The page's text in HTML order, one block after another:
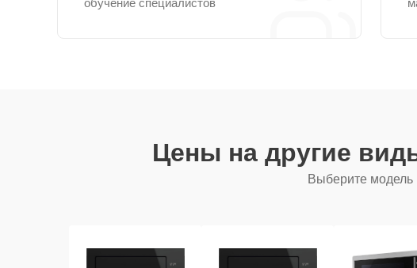
обучение специалистов
Цены на другие
Выберите модель